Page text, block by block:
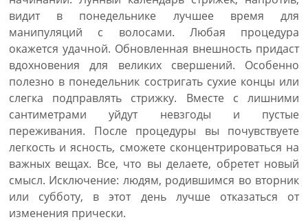
видит в понедельнике лучшее время для
манипуляций с волосами. Любая процедура
окажется удачной. Обновленная внешность придаст
вдохновения для великих свершений. Особенно
полезно в понедельник состригать сухие концы или
слегка подправлять стрижку. Вместе с лишними
сантиметрами уйдут невзгоды и пустые
переживания. После процедуры вы почувствуете
легкость и ясность, сможете сконцентрироваться на
важных вещах. Все, что вы делаете, обретет новый
смысл. Исключение: людям, родившимся во вторник
или субботу, в этот день лучше отказаться от
изменения прически.